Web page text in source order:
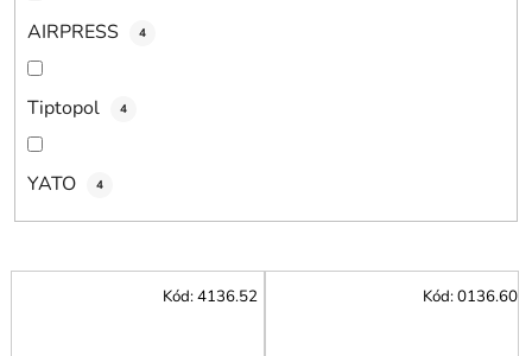
AIRPRESS 4
Tiptopol 4
YATO 4
V Kód:4136.52 Kód:0136.60